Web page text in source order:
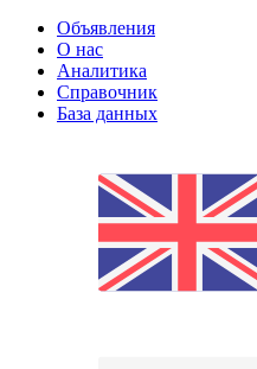
Объявления
О нас
Аналитика
Справочник
База данных